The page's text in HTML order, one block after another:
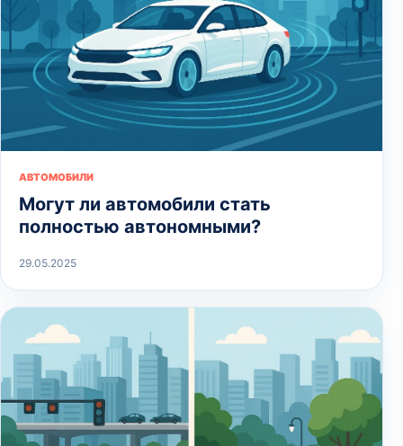
АВТОМОБИЛИ
Могут ли автомобили стать
полностью автономными?
29.05.2025